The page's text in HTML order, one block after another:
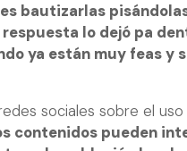
bautizarlas
lo dejó pa
ya están muy feas y
sociales sobre el
contenidos pueden